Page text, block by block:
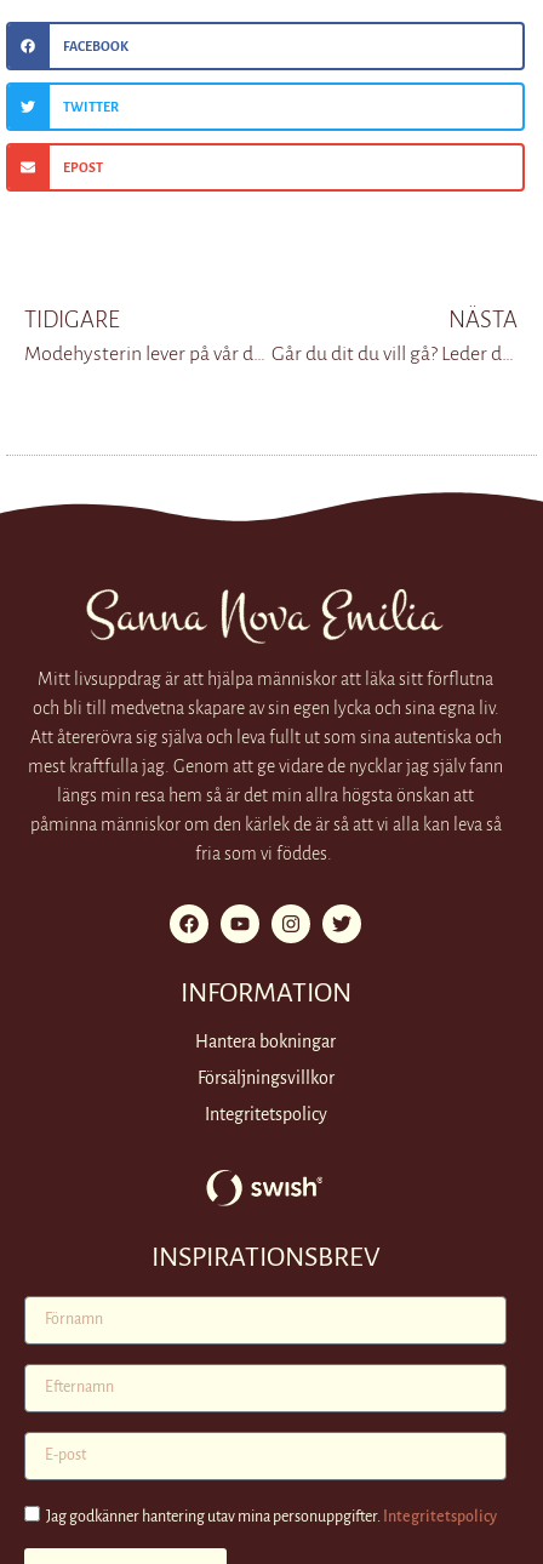
FACEBOOK
TWITTER
EPOST
TIDIGARE
Modehysterin lever på vår dåliga självkänsla
NÄSTA
Går du dit du vill gå? Leder du andra dit du skulle vilja bli ledd?
Mitt livsuppdrag är att hjälpa människor att läka sitt förflutna
och bli till medvetna skapare av sin egen lycka och sina egna liv.
Att återerövra sig själva och leva fullt ut som sina autentiska och
mest kraftfulla jag. Genom att ge vidare de nycklar jag själv fann
längs min resa hem så är det min allra högsta önskan att
påminna människor om den kärlek de är så att vi alla kan leva så
fria som vi föddes.
INFORMATION
Hantera bokningar
Försäljningsvillkor
Integritetspolicy
INSPIRATIONSBREV
Jag godkänner hantering utav mina personuppgifter. Integritetspolicy